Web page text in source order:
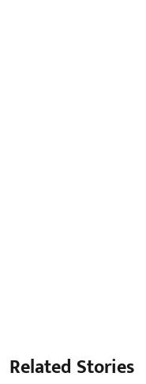
Related Stories